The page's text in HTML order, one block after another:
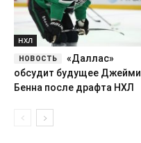
НХЛ
«Даллас»
обсудит будущее Джейми
Бенна после драфта НХЛ